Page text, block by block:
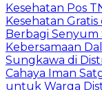
Kesehatan Pos
Kesehatan
Berbagi Senyum
Kebersamaan
Sungkawa di
Cahaya Iman
untuk Warga